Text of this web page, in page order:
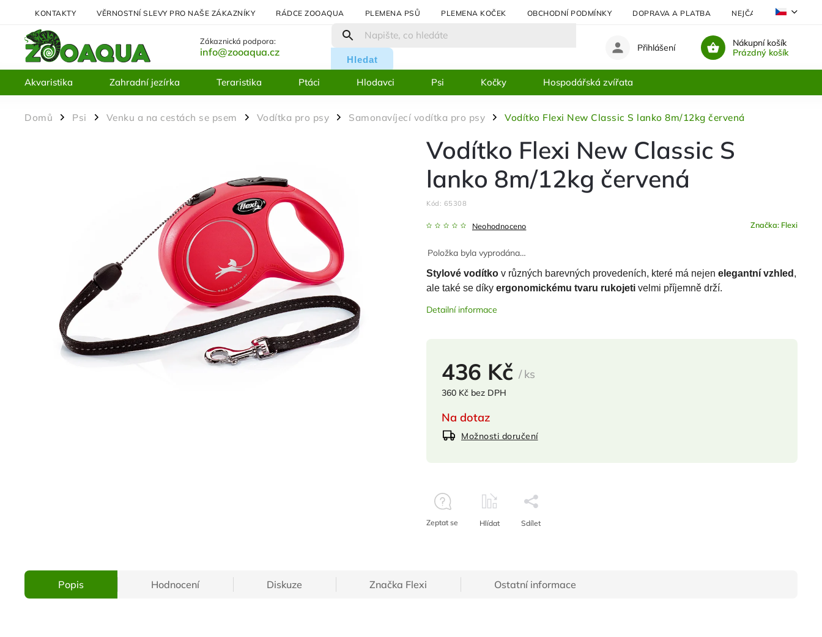
KONTAKTY VĚRNOSTNÍ SLEVY PRO NAŠE ZÁKAZNÍKY RÁDCE ZOOAQUA PLEMENA PSŮ PLEMENA KOČEK OBCHODNÍ PODMÍNKY DOPRAVA A PLATBA NEJČASTĚJI KLADENÉ
Zákaznická podpora:
info@zooaqua.cz
Hledat
Nákupní košík
Prázdný košík
Přihlášení
Akvaristika Zahradní jezírka Teraristika Ptáci Hlodavci Psi Kočky Hospodářská zvířata
Domů / Psi / Venku a na cestách se psem / Vodítka pro psy / Samonavíjecí vodítka pro psy / Vodítko Flexi New Classic S lanko 8m/12kg červená
436 Kč / ks
360 Kč bez DPH
Na dotaz
Možnosti doručení
Vodítko Flexi New Classic S
lanko 8m/12kg červená
Kód: 65308
Neohodnoceno Značka: Flexi
Položka byla vyprodána…
Stylové vodítko v různých barevných provedeních, které má nejen elegantní vzhled ,
ale také se díky ergonomickému tvaru rukojeti velmi příjemně drží.
Detailní informace
Zeptat se Hlídat Sdílet
Popis Hodnocení Diskuze Značka Flexi Ostatní informace